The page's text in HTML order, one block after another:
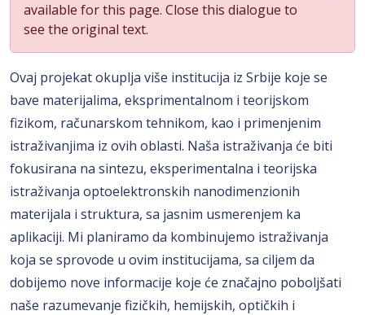
available for this page. Close this dialogue to
see the original text.
Ovaj projekat okuplja više institucija iz Srbije koje se
bave materijalima, eksprimentalnom i teorijskom
fizikom, računarskom tehnikom, kao i primenjenim
istraživanjima iz ovih oblasti. Naša istraživanja će biti
fokusirana na sintezu, eksperimentalna i teorijska
istraživanja optoelektronskih nanodimenzionih
materijala i struktura, sa jasnim usmerenjem ka
aplikaciji. Mi planiramo da kombinujemo istraživanja
koja se sprovode u ovim institucijama, sa ciljem da
dobijemo nove informacije koje će značajno poboljšati
naše razumevanje fizičkih, hemijskih, optičkih i